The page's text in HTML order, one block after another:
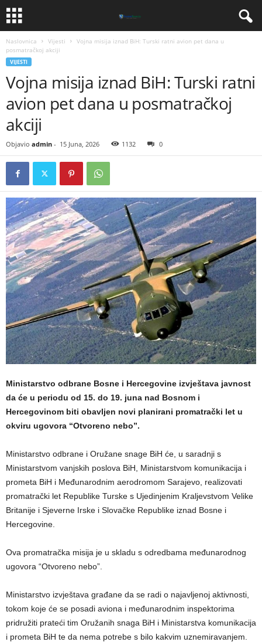
Naslovnica Vijesti
​Vojna misija iznad BiH: Turski ratni avion pet dana u
posmatračkoj akciji
VIJESTI
​Vojna misija iznad BiH: Turski ratni
avion pet dana u posmatračkoj
akciji
Objavio admin - 15 Juna, 2026 1132 0
Ministarstvo odbrane Bosne i Hercegovine izvještava javnost
da će u periodu od 15. do 19. juna nad Bosnom i
Hercegovinom biti obavljen novi planirani promatrački let u
okviru ugovora “Otvoreno nebo”.
Ministarstvo odbrane i Oružane snage BiH će, u saradnji s
Ministarstvom vanjskih poslova BiH, Ministarstvom komunikacija i
prometa BiH i Međunarodnim aerodromom Sarajevo, realizovati
promatrački let Republike Turske s Ujedinjenim Kraljevstvom Velike
Britanije i Sjeverne Irske i Slovačke Republike iznad Bosne i
Hercegovine.
Ova promatračka misija je u skladu s odredbama međunarodnog
ugovora “Otvoreno nebo”.
Ministarstvo izvještava građane da se radi o najavljenoj aktivnosti,
tokom koje će se posadi aviona i međunarodnim inspektorima
pridružiti prateći tim Oružanih snaga BiH i Ministarstva komunikacija
i prometa BiH te da nema potrebe s bilo kakvim uznemiravanjem.